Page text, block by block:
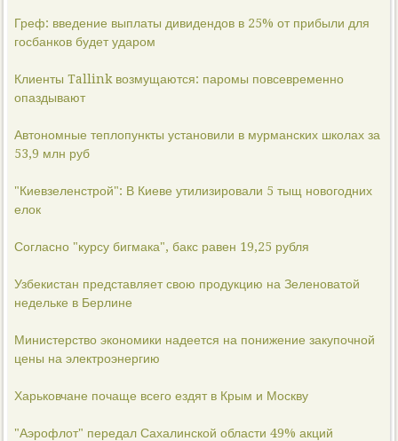
Греф: введение выплаты дивидендов в 25% от прибыли для
госбанков будет ударом
Клиенты Tallink возмущаются: паромы повсевременно
опаздывают
Автономные теплопункты установили в мурманских школах за
53,9 млн руб
"Киевзеленстрой": В Киеве утилизировали 5 тыщ новогодних
елок
Согласно "курсу бигмака", бакс равен 19,25 рубля
Узбекистан представляет свою продукцию на Зеленоватой
недельке в Берлине
Министерство экономики надеется на понижение закупочной
цены на электроэнергию
Харьковчане почаще всего ездят в Крым и Москву
"Аэрофлот" передал Сахалинской области 49% акций